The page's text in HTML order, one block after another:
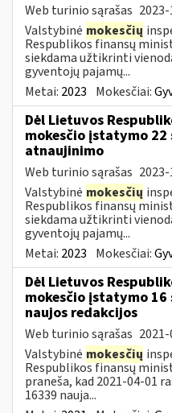
Web turinio sąrašas
Valstybinė mokesčių
Respublikos finansų
siekdama užtikrinti
gyventojų pajamų...
Metai: 2023 Mokesčiai:
Dėl Lietuvos
mokesčio įstatymo
atnaujinimo
Web turinio sąrašas
Valstybinė mokesčių
Respublikos finansų
siekdama užtikrinti
gyventojų pajamų...
Metai: 2023 Mokesčiai:
Dėl Lietuvos
mokesčio įstatymo
naujos redakcijos
Web turinio sąrašas
Valstybinė mokesčių
Respublikos finansų
praneša, kad 2021-04-01
16339 nauja...